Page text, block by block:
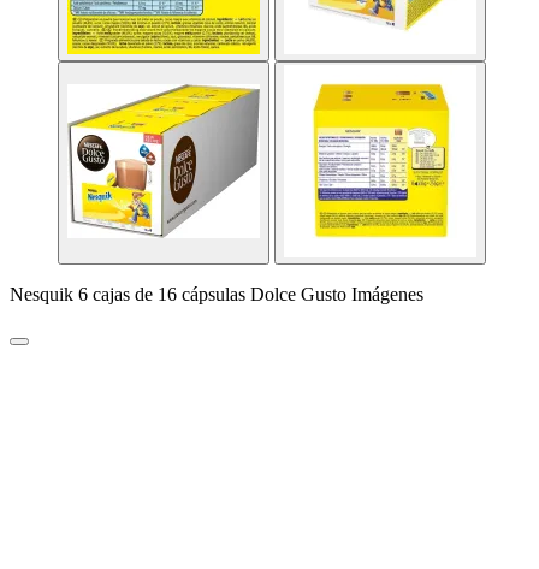
Nesquik 6 cajas de 16 cápsulas Dolce Gusto Imágenes